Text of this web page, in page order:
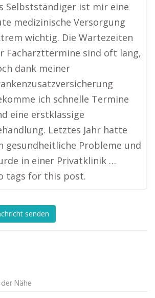
Selbstständiger ist mir eine
medizinische Versorgung
wichtig. Die Wartezeiten
Facharzttermine sind oft lang,
dank meiner
ich schnelle Termine
eine erstklassige
Letztes Jahr hatte
gesundheitliche Probleme und
in einer Privatklinik …
tags for this post.
senden
Nähe